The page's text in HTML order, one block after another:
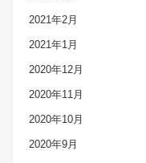
2021年2月
2021年1月
2020年12月
2020年11月
2020年10月
2020年9月